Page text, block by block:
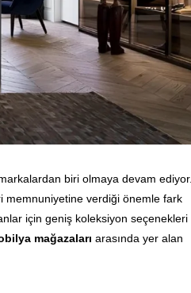
biri olmaya devam ediyor.
memnuniyetine verdiği önemle fark
için geniş koleksiyon seçenekleri
mağazaları arasında yer alan